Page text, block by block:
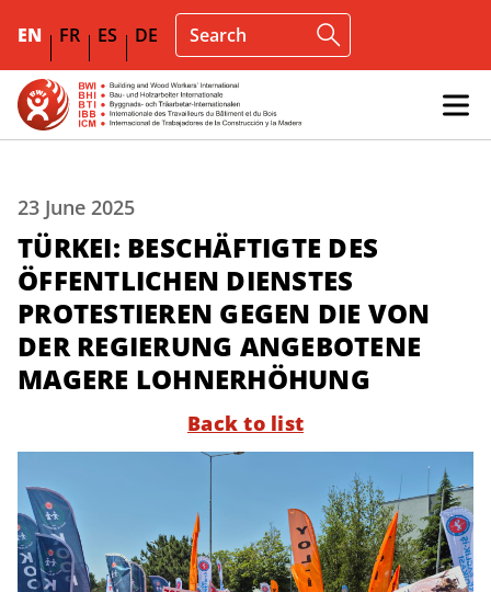
EN FR ES DE
23 June 2025
TÜRKEI: BESCHÄFTIGTE DES
ÖFFENTLICHEN DIENSTES
PROTESTIEREN GEGEN DIE VON
DER REGIERUNG ANGEBOTENE
MAGERE LOHNERHÖHUNG
Back to list